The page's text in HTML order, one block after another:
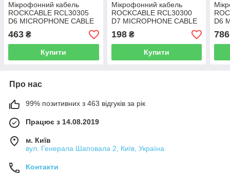
Мікрофонний кабель
ROCKCABLE RCL30305
D6 MICROPHONE CABLE
(5M)
463 ₴
Купити
Мікрофонний кабель
ROCKCABLE RCL30300
D7 MICROPHONE CABLE
(0.5M)
198₴
Купити
D6
786
Про нас
99% позитивних з 463 відгуків за рік
Працює з 14.08.2019
м. Київ
вул. Генерала Шаповала 2, Київ, Україна
Контакти